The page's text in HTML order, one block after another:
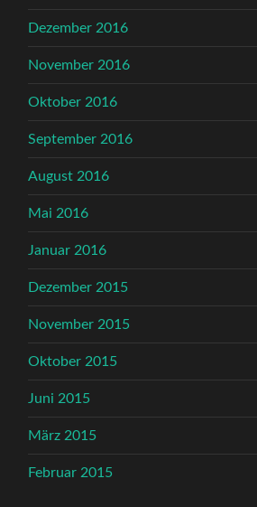
Dezember 2016
November 2016
Oktober 2016
September 2016
August 2016
Mai 2016
Januar 2016
Dezember 2015
November 2015
Oktober 2015
Juni 2015
März 2015
Februar 2015